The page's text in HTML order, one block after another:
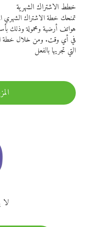
خطط الاشتراك الشهرية
تمنحك خطة الاشتراك الشهري
هواتف أرضية ومحمولة وذلك
في أي وقت. ومن خلال خطة
التي تجريها بالفعل
لا